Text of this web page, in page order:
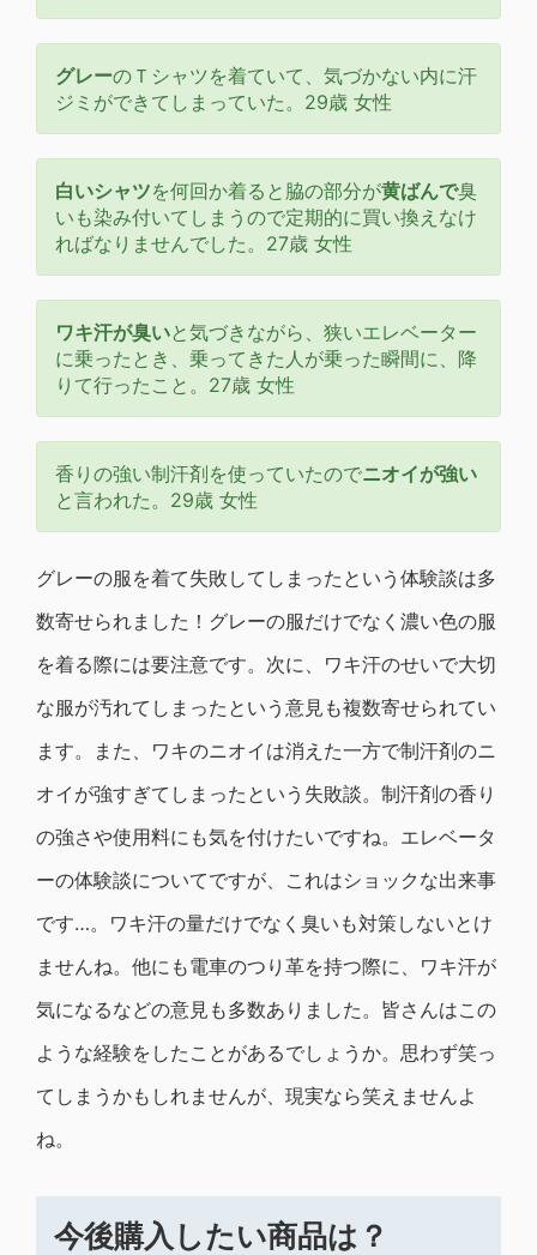
グレーのＴシャツを着ていて、気づかない内に汗
ジミができてしまっていた。29歳 女性
白いシャツを何回か着ると脇の部分が黄ばんで臭
いも染み付いてしまうので定期的に買い換えなけ
ればなりませんでした。27歳 女性
ワキ汗が臭いと気づきながら、狭いエレベーター
に乗ったとき、乗ってきた人が乗った瞬間に、降
りて行ったこと。27歳 女性
香りの強い制汗剤を使っていたのでニオイが強い
と言われた。29歳 女性
グレーの服を着て失敗してしまったという体験談は多
数寄せられました！グレーの服だけでなく濃い色の服
を着る際には要注意です。次に、ワキ汗のせいで大切
な服が汚れてしまったという意見も複数寄せられてい
ます。また、ワキのニオイは消えた一方で制汗剤のニ
オイが強すぎてしまったという失敗談。制汗剤の香り
の強さや使用料にも気を付けたいですね。エレベータ
ーの体験談についてですが、これはショックな出来事
です…。ワキ汗の量だけでなく臭いも対策しないとけ
ませんね。他にも電車のつり革を持つ際に、ワキ汗が
気になるなどの意見も多数ありました。皆さんはこの
ような経験をしたことがあるでしょうか。思わず笑っ
てしまうかもしれませんが、現実なら笑えませんよ
ね。
今後購入したい商品は？